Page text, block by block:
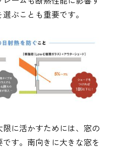
ぶことも重要です。
に活かすためには、窓の
す。南向きに大きな窓を